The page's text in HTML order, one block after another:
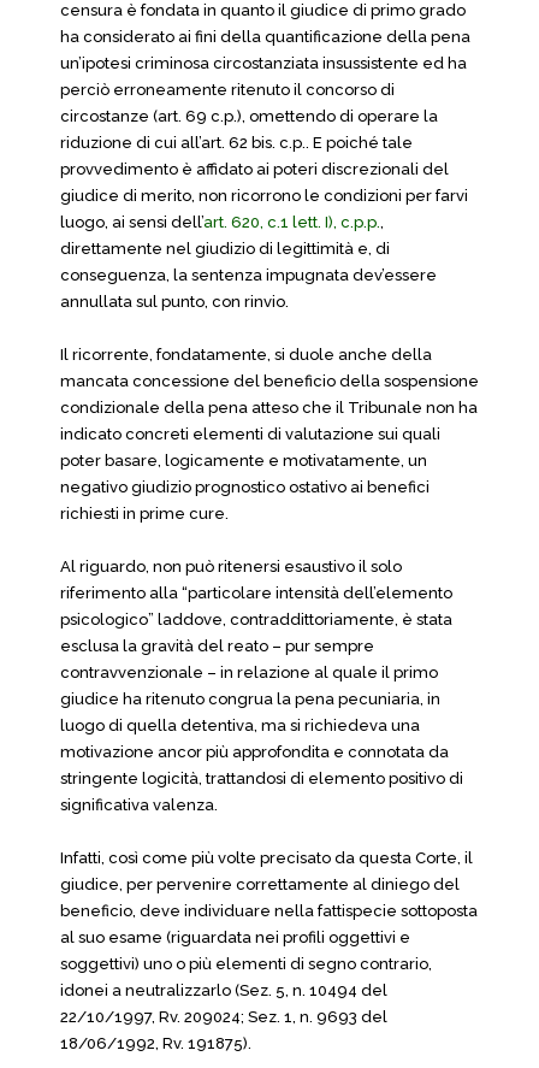
censura è fondata in quanto il giudice di primo grado
ha considerato ai fini della quantificazione della pena
un’ipotesi criminosa circostanziata insussistente ed ha
perciò erroneamente ritenuto il concorso di
circostanze (art. 69 c.p.), omettendo di operare la
riduzione di cui all’art. 62 bis. c.p.. E poiché tale
provvedimento è affidato ai poteri discrezionali del
giudice di merito, non ricorrono le condizioni per farvi
luogo, ai sensi dell’art. 620, c.1 lett. I), c.p.p.,
direttamente nel giudizio di legittimità e, di
conseguenza, la sentenza impugnata dev’essere
annullata sul punto, con rinvio.
Il ricorrente, fondatamente, si duole anche della
mancata concessione del beneficio della sospensione
condizionale della pena atteso che il Tribunale non ha
indicato concreti elementi di valutazione sui quali
poter basare, logicamente e motivatamente, un
negativo giudizio prognostico ostativo ai benefici
richiesti in prime cure.
Al riguardo, non può ritenersi esaustivo il solo
riferimento alla “particolare intensità dell’elemento
psicologico” laddove, contraddittoriamente, è stata
esclusa la gravità del reato – pur sempre
contravvenzionale – in relazione al quale il primo
giudice ha ritenuto congrua la pena pecuniaria, in
luogo di quella detentiva, ma si richiedeva una
motivazione ancor più approfondita e connotata da
stringente logicità, trattandosi di elemento positivo di
significativa valenza.
Infatti, così come più volte precisato da questa Corte, il
giudice, per pervenire correttamente al diniego del
beneficio, deve individuare nella fattispecie sottoposta
al suo esame (riguardata nei profili oggettivi e
soggettivi) uno o più elementi di segno contrario,
idonei a neutralizzarlo (Sez. 5, n. 10494 del
22/10/1997, Rv. 209024; Sez. 1, n. 9693 del
18/06/1992, Rv. 191875).